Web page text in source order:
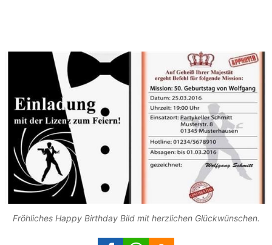
Fröhliches Happy Birthday Bild mit herzlichen Glückwünschen.